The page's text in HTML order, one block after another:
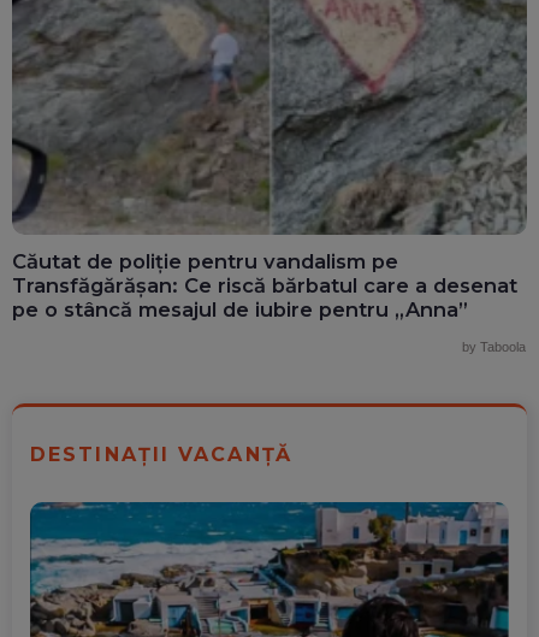
Căutat de poliție pentru vandalism pe
Transfăgărășan: Ce riscă bărbatul care a desenat
pe o stâncă mesajul de iubire pentru „Anna”
by Taboola
DESTINAȚII VACANȚĂ